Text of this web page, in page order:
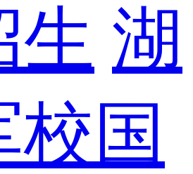
生 湖
校国